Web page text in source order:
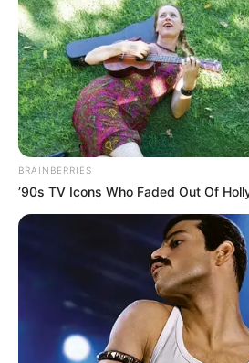
BRAINBERRIES
’90s TV Icons Who Faded Out Of